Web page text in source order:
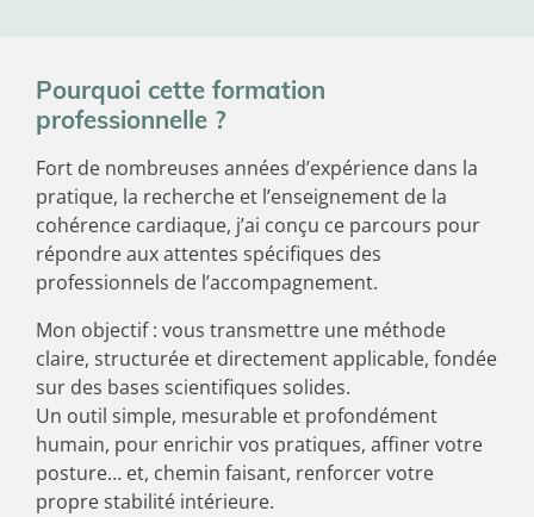
Pourquoi cette formation
professionnelle ?
Fort de nombreuses années d’expérience dans la
pratique, la recherche et l’enseignement de la
cohérence cardiaque, j’ai conçu ce parcours pour
répondre aux attentes spécifiques des
professionnels de l’accompagnement.
Mon objectif : vous transmettre une méthode
claire, structurée et directement applicable, fondée
sur des bases scientifiques solides.
Un outil simple, mesurable et profondément
humain, pour enrichir vos pratiques, affiner votre
posture… et, chemin faisant, renforcer votre
propre stabilité intérieure.